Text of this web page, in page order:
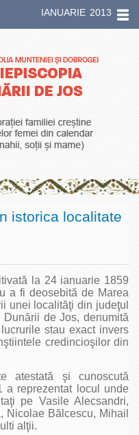
IANUARIE 2013
istorica localitate
la 24 ianuarie 1859
a fi deosebită de Marea
unei localităţi din judeţul
de Jos, denumită
stau exact invers
credincioşilor din
atestată şi cunoscută
a reprezentat locul unde
pe Vasile Alecsandri,
Nicolae Bălcescu, Mihail
alţii.